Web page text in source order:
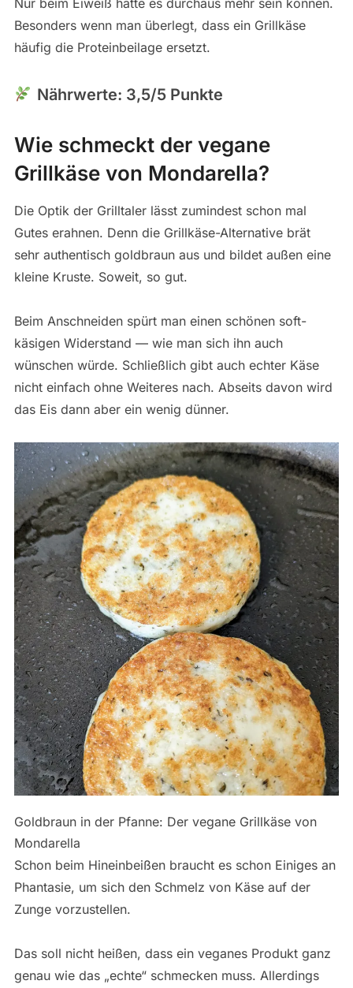
Nur beim Eiweiß hätte es durchaus mehr sein können.
Besonders wenn man überlegt, dass ein Grillkäse
häufig die Proteinbeilage ersetzt.
Nährwerte: 3,5/5 Punkte
Wie schmeckt der vegane
Grillkäse von Mondarella?
Die Optik der Grilltaler lässt zumindest schon mal
Gutes erahnen. Denn die Grillkäse-Alternative brät
sehr authentisch goldbraun aus und bildet außen eine
kleine Kruste. Soweit, so gut.
Beim Anschneiden spürt man einen schönen soft-
käsigen Widerstand — wie man sich ihn auch
wünschen würde. Schließlich gibt auch echter Käse
nicht einfach ohne Weiteres nach. Abseits davon wird
das Eis dann aber ein wenig dünner.
Goldbraun in der Pfanne: Der vegane Grillkäse von
Mondarella
Schon beim Hineinbeißen braucht es schon Einiges an
Phantasie, um sich den Schmelz von Käse auf der
Zunge vorzustellen.
Das soll nicht heißen, dass ein veganes Produkt ganz
genau wie das „echte“ schmecken muss. Allerdings